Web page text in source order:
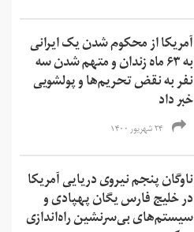
آمریکا از محکوم شدن یک ایرانی
به ۶۳ ماه زندان و متهم شدن سه
نفر به نقض تحریم‌ها و‌ پولشویی
خبر داد
۲۴ شهریور ۱۴۰۰
ناوگان پنجم نیروی دریایی آمریکا
در خلیج فارس یگان پهپادی و
سیستم‌های بی‌سرنشین راه‌اندازی